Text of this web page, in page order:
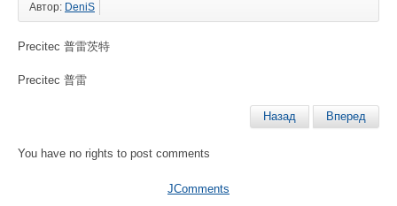
Автор: DeniS
Precitec 普雷茨特
Precitec 普雷
Назад Вперед
You have no rights to post comments
JComments